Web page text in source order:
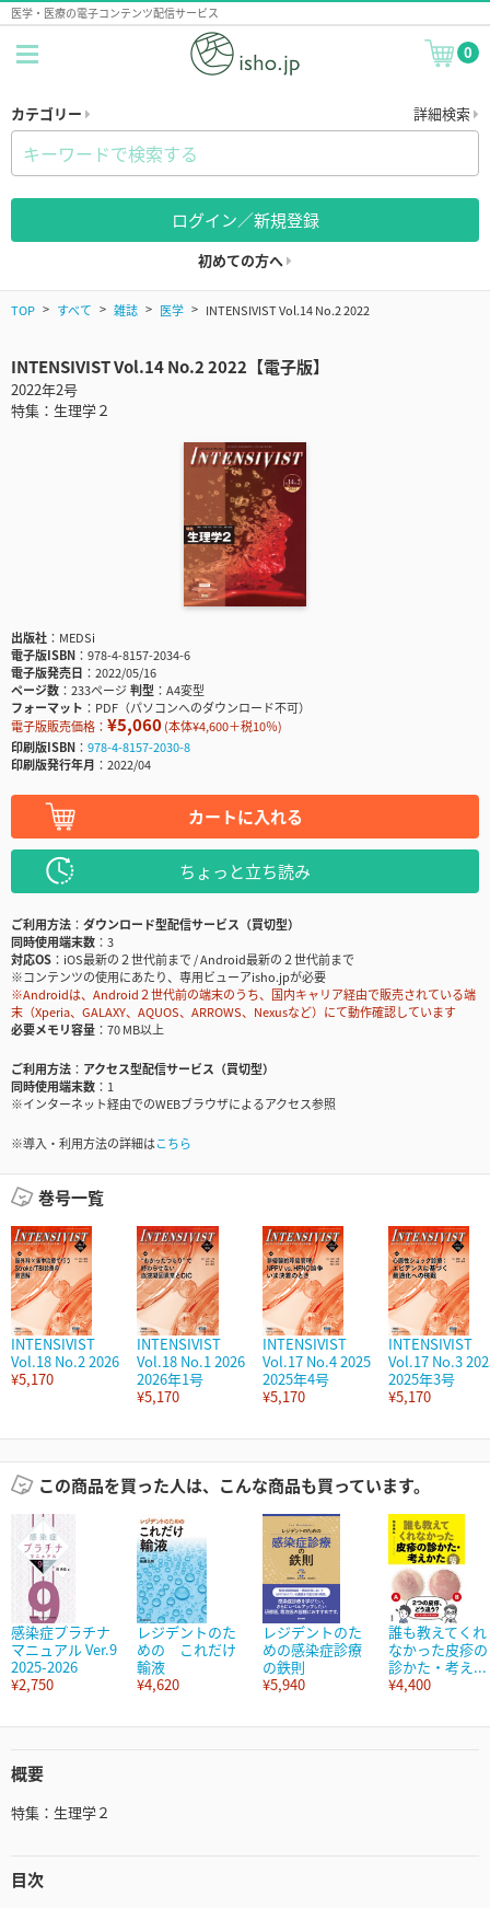
医学・医療の電子コンテンツ配信サービス
0
カテゴリー 詳細検索
ログイン／新規登録
初めての方へ
TOP すべて 雑誌 医学 INTENSIVIST Vol.14 No.2 2022
INTENSIVIST Vol.14 No.2 2022【電子版】
2022年2号
特集：生理学２
出版社
MEDSi
電子版ISBN
978-4-8157-2034-6
電子版発売日
2022/05/16
ページ数
233ページ判型
A4変型
フォーマット
PDF（パソコンへのダウンロード不可）
電子版販売価格： ¥5,060(本体¥4,600＋税10％)
印刷版ISBN
978-4-8157-2030-8
印刷版発行年月
2022/04
カートに入れる
ちょっと立ち読み
ご利用方法
ダウンロード型配信サービス（買切型）
同時使用端末数
3
対応OS
iOS最新の２世代前まで / Android最新の２世代前まで
※コンテンツの使用にあたり、専用ビューアisho.jpが必要
※Androidは、Android２世代前の端末のうち、国内キャリア経由で販売されている端
末（Xperia、GALAXY、AQUOS、ARROWS、Nexusなど）にて動作確認しています
必要メモリ容量
70 MB以上
ご利用方法
アクセス型配信サービス（買切型）
同時使用端末数
1
※インターネット経由でのWEBブラウザによるアクセス参照
※導入・利用方法の詳細はこちら
巻号一覧
INTENSIVIST
Vol.18 No.2 2026
¥5,170
INTENSIVIST
Vol.18 No.1 2026
2026年1号
¥5,170
INTENSIVIST
Vol.17 No.4 2025
2025年4号
¥5,170
INTENSIVIST
Vol.17 No.3
2025年3号
¥5,170
この商品を買った人は、こんな商品も買っています。
感染症プラチナ
マニュアル Ver.9
2025-2026
¥2,750
レジデントのた
めの これだけ
輸液
¥4,620
レジデントのた
めの感染症診療
の鉄則
¥5,940
誰も教えてくれ
なかった皮疹の
診かた・考え...
¥4,400
概要
特集：生理学２
目次